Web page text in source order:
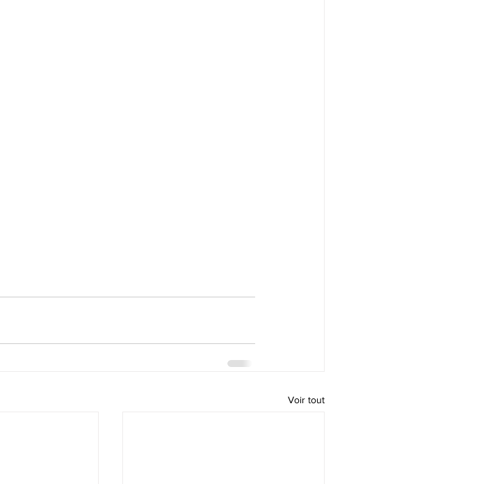
Voir tout